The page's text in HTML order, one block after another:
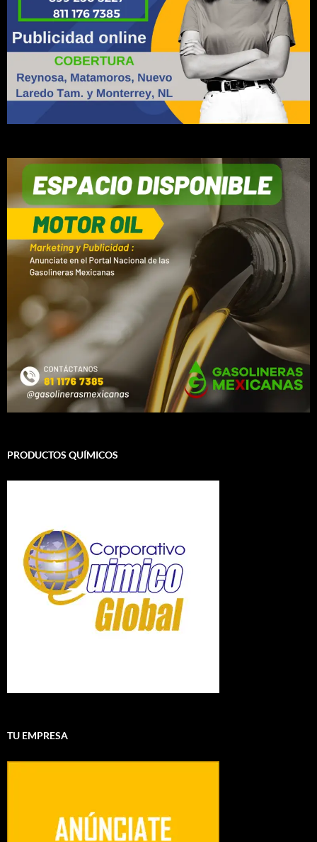
PRODUCTOS QUÍMICOS
TU EMPRESA